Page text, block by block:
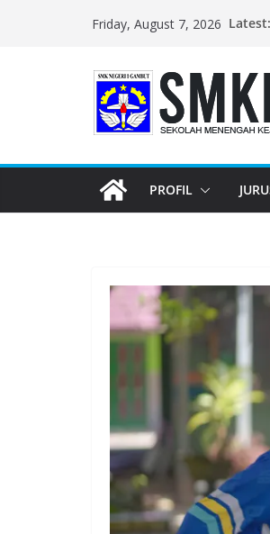
Friday, August 7, 2026 Latest:
PROFIL